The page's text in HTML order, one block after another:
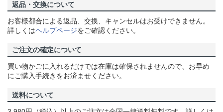
返品・交換について
お客様都合による返品、交換、キャンセルはお受けできません。
詳しくはヘルプページをご確認ください。
ご注文の確定について
買い物かごに入れるだけでは在庫は確保されませんので、お早め
にご購入手続きをお済ませください。
送料について